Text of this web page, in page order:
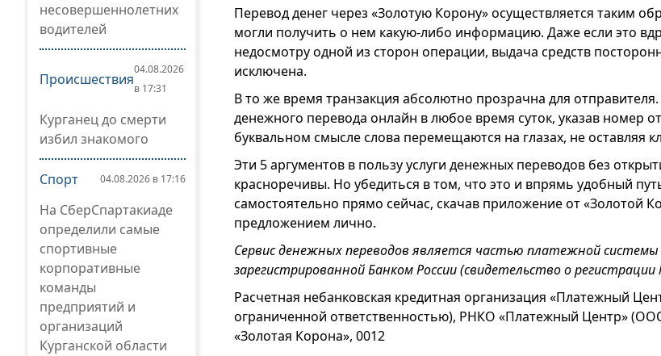
несовершеннолетних
водителей
Происшествия
04.08.2026
в 17:31
Курганец до смерти
избил знакомого
Спорт 04.08.2026 в 17:16
На СберСпартакиаде
определили самые
спортивные
корпоративные
команды
предприятий и
организаций
Курганской области
Перевод денег через «Золотую Корону» осуществляется таким
могли получить о нем какую-либо информацию. Даже если это
недосмотру одной из сторон операции, выдача средств
исключена.
В то же время транзакция абсолютно прозрачна для
денежного перевода онлайн в любое время суток, указав номер
буквальном смысле слова перемещаются на глазах, не оставляя
Эти 5 аргументов в пользу услуги денежных переводов без
красноречивы. Но убедиться в том, что это и впрямь удобный
самостоятельно прямо сейчас, скачав приложение от «Золотой
предложением лично.
Сервис денежных переводов является частью платежной
зарегистрированной Банком России (свидетельство о
Расчетная небанковская кредитная организация «Платежный
ограниченной ответственностью), РНКО «Платежный Центр»
«Золотая Корона», 0012